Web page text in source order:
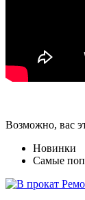
Возможно, вас
Новинки
Самые